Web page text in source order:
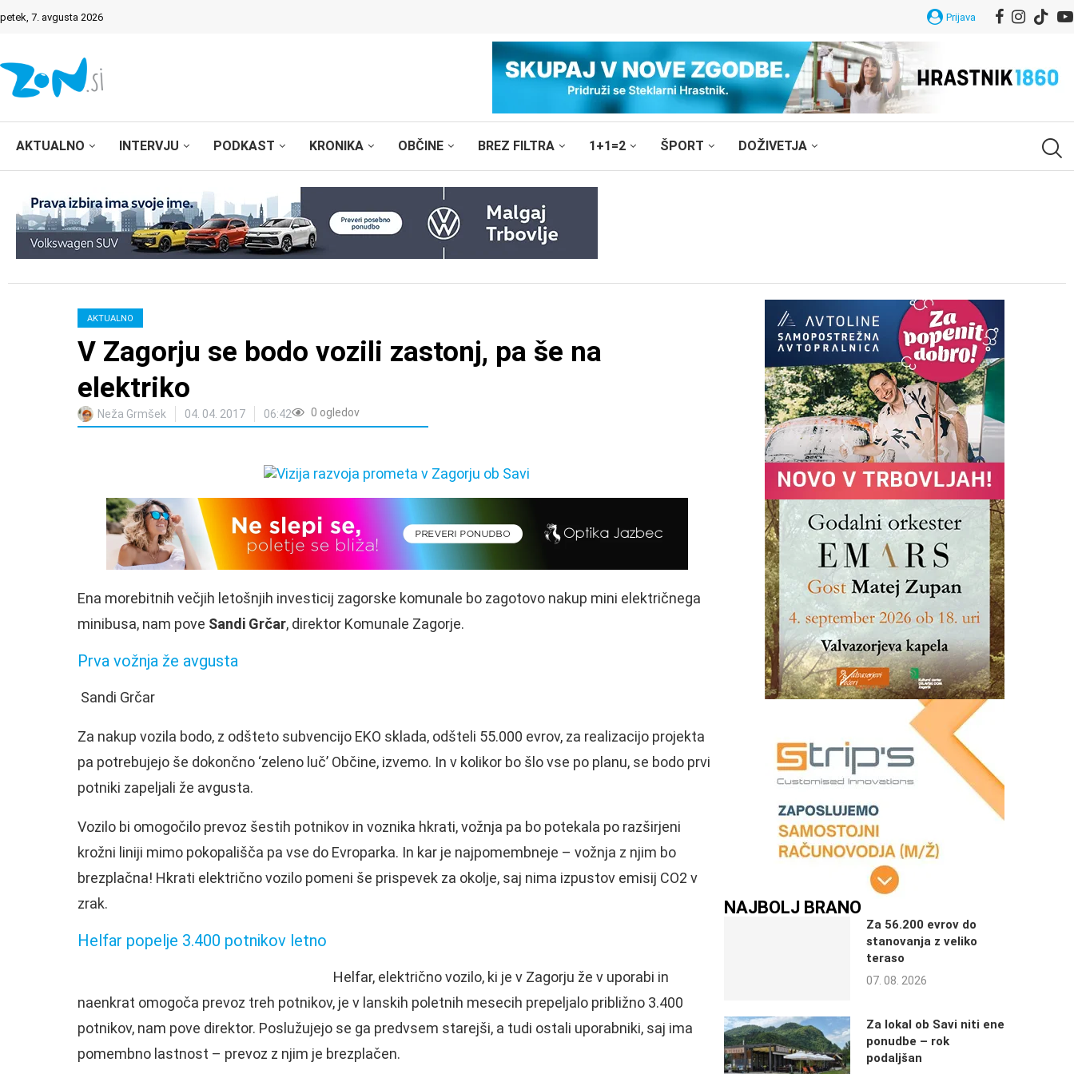
petek, 7. avgusta 2026 Prijava
AKTUALNO INTERVJU PODKAST KRONIKA OBČINE BREZ FILTRA 1+1=2 ŠPORT DOŽIVETJA
AKTUALNO
V Zagorju se bodo vozili zastonj, pa še na
elektriko
Neža Grmšek 04. 04. 2017 06:42 0 ogledov
Ena morebitnih večjih letošnjih investicij zagorske komunale bo zagotovo nakup mini električnega
minibusa, nam pove Sandi Grčar, direktor Komunale Zagorje.
Prva vožnja že avgusta
Sandi Grčar
Za nakup vozila bodo, z odšteto subvencijo EKO sklada, odšteli 55.000 evrov, za realizacijo projekta
pa potrebujejo še dokončno ‘zeleno luč’ Občine, izvemo. In v kolikor bo šlo vse po planu, se bodo prvi
potniki zapeljali že avgusta.
Vozilo bi omogočilo prevoz šestih potnikov in voznika hkrati, vožnja pa bo potekala po razširjeni
krožni liniji mimo pokopališča pa vse do Evroparka. In kar je najpomembneje – vožnja z njim bo
brezplačna! Hkrati električno vozilo pomeni še prispevek za okolje, saj nima izpustov emisij CO2 v
zrak.
Helfar popelje 3.400 potnikov letno
Helfar, električno vozilo, ki je v Zagorju že v uporabi in
naenkrat omogoča prevoz treh potnikov, je v lanskih poletnih mesecih prepeljalo približno 3.400
potnikov, nam pove direktor. Poslužujejo se ga predvsem starejši, a tudi ostali uporabniki, saj ima
pomembno lastnost – prevoz z njim je brezplačen.
NAJBOLJ BRANO
Za 56.200 evrov do
stanovanja z veliko
teraso
07. 08. 2026
Za lokal ob Savi niti ene
ponudbe – rok
podaljšan